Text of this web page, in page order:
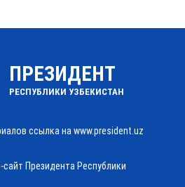
ПРЕЗИДЕНТ
РЕСПУБЛИКИ УЗБЕКИСТАН
ссылка на www.president.uz
Президента Республики